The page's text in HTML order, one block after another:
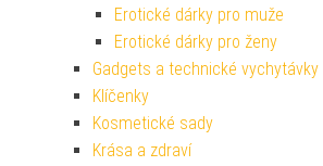
Erotické dárky pro muže
Erotické dárky pro ženy
Gadgets a technické vychytávky
Klíčenky
Kosmetické sady
Krása a zdraví